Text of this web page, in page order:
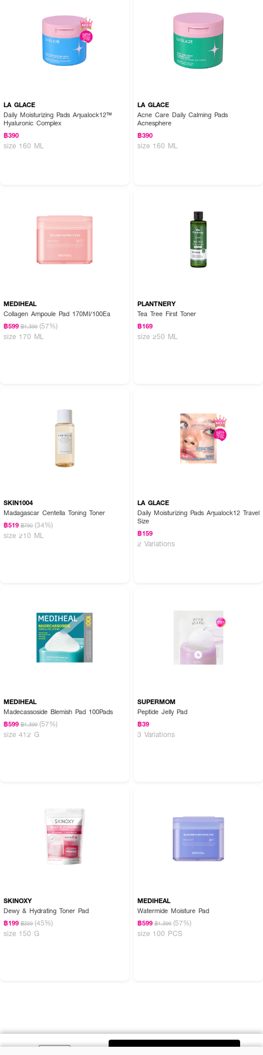
● ทิ้งแผ่นแพดไว้บนผิวประมาณ 10-15 นาที ก่อนการใช้สกินแคร์หรือแต่งหน้าเพื่อ
เตรียมผิวให้พร้อมสำหรับขั้นตอนถัดไป
LA GLACE
Daily Moisturizing Pads Aqualock12™
Hyaluronic Complex
฿390
size 160 ML
LA GLACE
Acne Care Daily Calming Pads
Acnesphere
฿390
size 160 ML
MEDIHEAL
Collagen Ampoule Pad 170Ml/100Ea
฿599 ฿1,399 (57%)
size 170 ML
PLANTNERY
Tea Tree First Toner
฿169
size 250 ML
SKIN1004
Madagascar Centella Toning Toner
฿519 ฿790 (34%)
size 210 ML
LA GLACE
Daily Moisturizing Pads Aqualock12 Travel
Size
฿159
2 Variations
MEDIHEAL
Madecassoside Blemish Pad 100Pads
฿599 ฿1,399 (57%)
size 412 G
SUPERMOM
Peptide Jelly Pad
฿39
3 Variations
SKINOXY
Dewy & Hydrating Toner Pad
฿199 ฿359 (45%)
size 150 G
MEDIHEAL
Watermide Moisture Pad
฿599 ฿1,399 (57%)
size 100 PCS